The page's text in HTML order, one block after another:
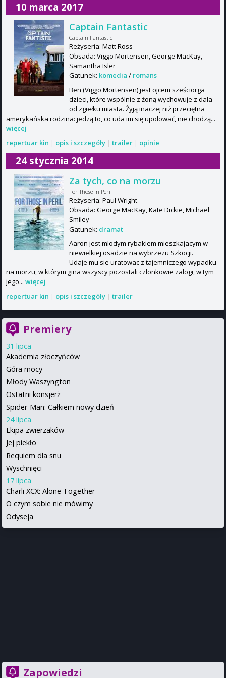
10 marca 2017
Captain Fantastic
Captain Fantastic
Reżyseria: Matt Ross
Obsada: Viggo Mortensen, George MacKay,
Samantha Isler
Gatunek: komedia / romans
Ben (Viggo Mortensen) jest ojcem sześciorga
dzieci, które wspólnie z żoną wychowuje z dala
od zgiełku miasta. Żyją inaczej niż przeciętna
amerykańska rodzina: jedzą to, co uda im się upolować, nie chodzą...
więcej
repertuar kin | opis i szczegóły | trailer | opinie
24 stycznia 2014
Za tych, co na morzu
For Those in Peril
Reżyseria: Paul Wright
Obsada: George MacKay, Kate Dickie, Michael
Smiley
Gatunek: dramat
Aaron jest mlodym rybakiem mieszkajacym w
niewielkiej osadzie na wybrzezu Szkocji.
Udaje mu sie uratowac z tajemniczego wypadku
na morzu, w którym gina wszyscy pozostali czlonkowie zalogi, w tym
jego... więcej
repertuar kin | opis i szczegóły | trailer
Premiery
31 lipca
Akademia złoczyńców
Góra mocy
Młody Waszyngton
Ostatni konsjerż
Spider-Man: Całkiem nowy dzień
24 lipca
Ekipa zwierzaków
Jej piekło
Requiem dla snu
Wyschnięci
17 lipca
Charli XCX: Alone Together
O czym sobie nie mówimy
Odyseja
Zapowiedzi